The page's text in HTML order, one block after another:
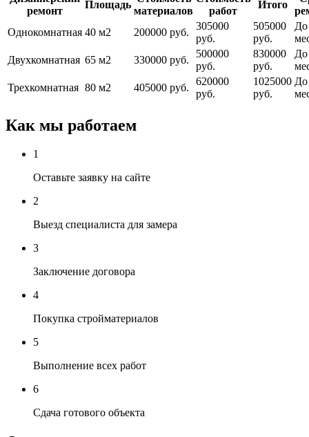
ремонт
Площадь
материалов
работ
Итого
Однокомнатная 40 м2 200000 руб.
305000
руб.
505000
руб.
До
Двухкомнатная 65 м2 330000 руб.
500000
руб.
830000
руб.
До
Трехкомнатная 80 м2 405000 руб.
620000
руб.
1025000
руб.
До
Как мы работаем
1
Оставьте заявку на сайте
2
Выезд специалиста для замера
3
Заключение договора
4
Покупка стройматериалов
5
Выполнение всех работ
6
Сдача готового объекта